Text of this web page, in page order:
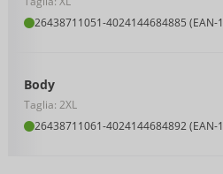
26438711051-4024144684885 (EAN-
Body
Taglia: 2XL
26438711061-4024144684892 (EAN-